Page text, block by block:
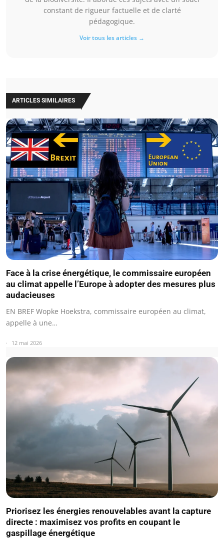
constant de rigueur factuelle et de clarté
pédagogique.
Voir tous les articles →
ARTICLES SIMILAIRES
Face à la crise énergétique, le commissaire européen
au climat appelle l’Europe à adopter des mesures plus
audacieuses
EN BREF Wopke Hoekstra, commissaire européen au climat,
appelle à une…
12 mai 2026
Priorisez les énergies renouvelables avant la capture
directe : maximisez vos profits en coupant le
gaspillage énergétique